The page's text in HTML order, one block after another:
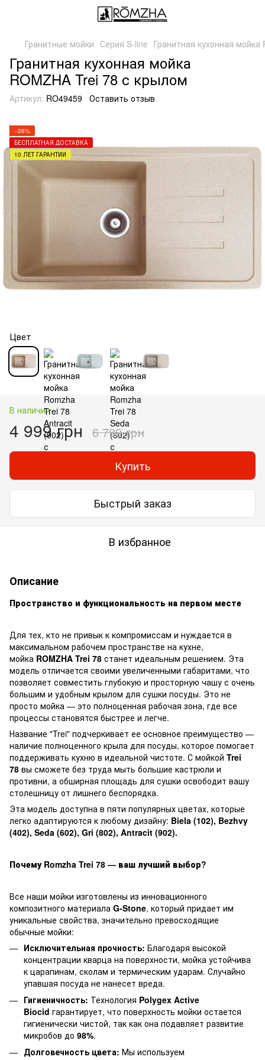
Гранитные мойки Серия S-line Гранитная кухонная
Гранитная кухонная мойка
ROMZHA Trei 78 с крылом
Артикул: RO49459 Оставить отзыв
−26%
БЕСПЛАТНАЯ ДОСТАВКА
10 ЛЕТ ГАРАНТИИ
Цвет
В наличии
4 999 грн 6 799 грн
Купить
Быстрый заказ
В избранное
Описание
Пространство и функциональность на первом месте
Для тех, кто не привык к компромиссам и нуждается в
максимальном рабочем пространстве на кухне,
мойка ROMZHA Trei 78 станет идеальным решением. Эта
модель отличается своими увеличенными габаритами, что
позволяет совместить глубокую и просторную чашу с очень
большим и удобным крылом для сушки посуды. Это не
просто мойка — это полноценная рабочая зона, где все
процессы становятся быстрее и легче.
Название "Trei" подчеркивает ее основное преимущество —
наличие полноценного крыла для посуды, которое помогает
поддерживать кухню в идеальной чистоте. С мойкой Trei
78 вы сможете без труда мыть большие кастрюли и
противни, а обширная площадь для сушки освободит вашу
столешницу от лишнего беспорядка.
Эта модель доступна в пяти популярных цветах, которые
легко адаптируются к любому дизайну: Biela (102), Bezhvy
(402), Seda (602), Gri (802), Antracit (902).
Почему Romzha Trei 78 — ваш лучший выбор?
Все наши мойки изготовлены из инновационного
композитного материала G-Stone, который придает им
уникальные свойства, значительно превосходящие
обычные мойки:
Исключительная прочность: Благодаря высокой
концентрации кварца на поверхности, мойка устойчива
к царапинам, сколам и термическим ударам. Случайно
упавшая посуда не нанесет вреда.
Гигиеничность: Технология Polygex Active
Biocid гарантирует, что поверхность мойки остается
гигиенически чистой, так как она подавляет развитие
микробов до 98%.
Долговечность цвета: Мы используем